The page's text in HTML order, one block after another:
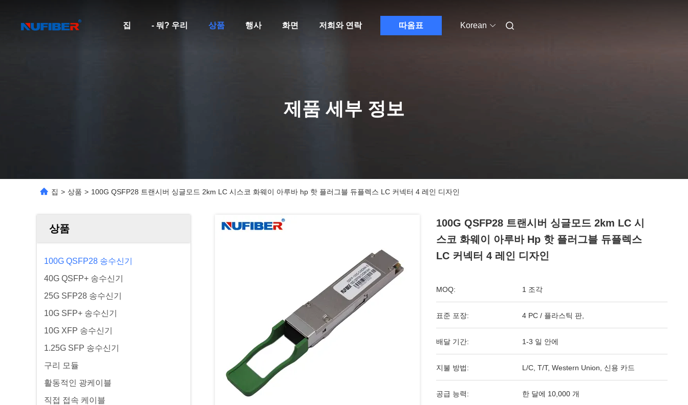
집 - 뭐? 우리 상품 행사 화면 저희와 연락 따옴표 Korean
제품 세부 정보
집 > 상품 > 100G QSFP28 트랜시버 싱글모드 2km LC 시스코 화웨이 아루바 hp 핫 플러그블 듀플렉스 LC 커넥터 4 레인 디자인
상품
100G QSFP28 송수신기
40G QSFP+ 송수신기
25G SFP28 송수신기
10G SFP+ 송수신기
10G XFP 송수신기
1.25G SFP 송수신기
구리 모듈
활동적인 광케이블
직접 접속 케이블
100G QSFP28 트랜시버 싱글모드 2km LC 시
스코 화웨이 아루바 Hp 핫 플러그블 듀플렉스
LC 커넥터 4 레인 디자인
MOQ: 1 조각
표준 포장: 4 PC / 플라스틱 판,
배달 기간: 1-3 일 안에
지불 방법: L/C, T/T, Western Union, 신용 카드
공급 능력: 한 달에 10,000 개